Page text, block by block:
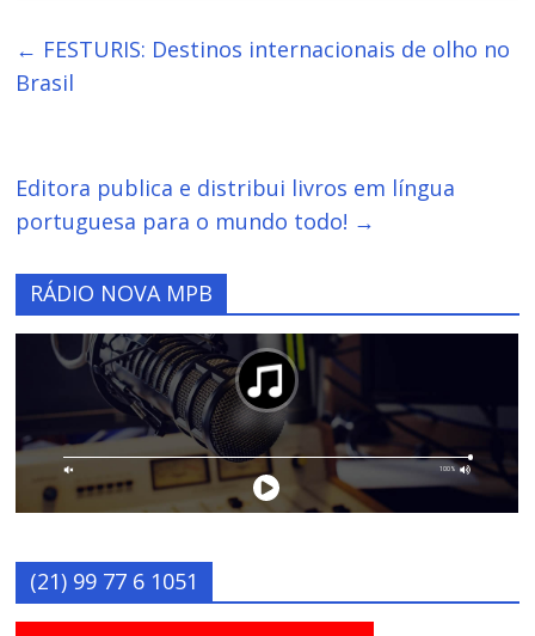
← FESTURIS: Destinos internacionais de olho no
Brasil
Editora publica e distribui livros em língua
portuguesa para o mundo todo! →
RÁDIO NOVA MPB
(21) 99 77 6 1051